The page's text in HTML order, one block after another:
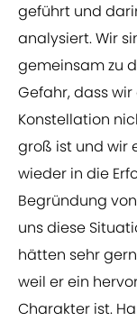
geführt und
analysiert. Wir
gemeinsam zu
Gefahr, dass
Konstellation
groß ist und wir
wieder in die
Begründung
uns diese
hätten sehr
weil er ein
Charakter ist.